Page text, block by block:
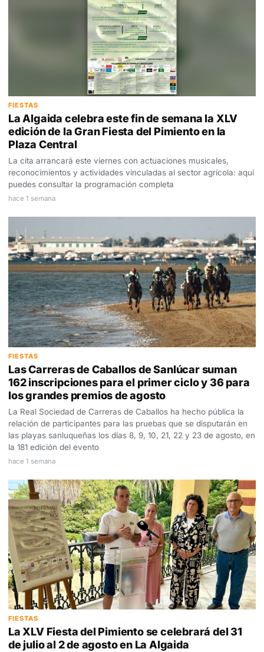
FIESTAS
La Algaida celebra este fin de semana la XLV
edición de la Gran Fiesta del Pimiento en la
Plaza Central
La cita arrancará este viernes con actuaciones musicales,
reconocimientos y actividades vinculadas al sector agrícola: aquí
puedes consultar la programación completa
hace 1 semana
FIESTAS
Las Carreras de Caballos de Sanlúcar suman
162 inscripciones para el primer ciclo y 36 para
los grandes premios de agosto
La Real Sociedad de Carreras de Caballos ha hecho pública la
relación de participantes para las pruebas que se disputarán en
las playas sanluqueñas los días 8, 9, 10, 21, 22 y 23 de agosto, en
la 181 edición del evento
hace 1 semana
FIESTAS
La XLV Fiesta del Pimiento se celebrará del 31
de julio al 2 de agosto en La Algaida